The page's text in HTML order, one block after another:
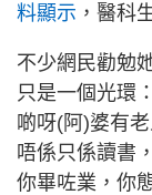
料顯示 ，醫科
不少網民勸勉
只是一個光環
啲呀(阿)婆有
唔係只係讀書
你畢咗業，你